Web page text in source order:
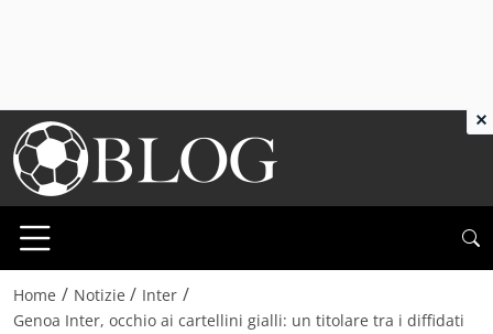
Home / Notizie / Inter /
Genoa Inter, occhio ai cartellini gialli: un titolare tra i diffidati
×